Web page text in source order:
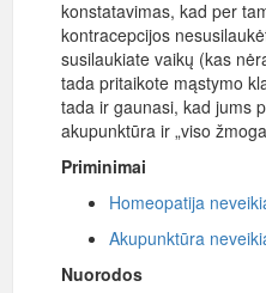
konstatavimas, kad per
kontracepcijos
susilaukiate vaikų (kas
tada pritaikote mąstymo
tada ir gaunasi, kad jums
akupunktūra ir „viso
Priminimai
Homeopatija
Akupunktūra
Nuorodos